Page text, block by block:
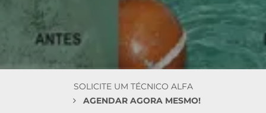
SOLICITE UM TÉCNICO ALFA
AGENDAR AGORA MESMO!